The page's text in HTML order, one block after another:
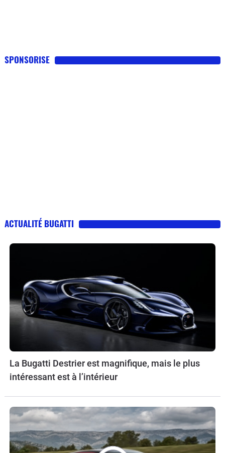
SPONSORISE
ACTUALITÉ BUGATTI
La Bugatti Destrier est magnifique, mais le plus
intéressant est à l’intérieur